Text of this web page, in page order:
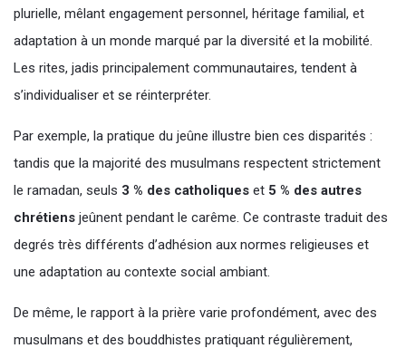
plurielle, mêlant engagement personnel, héritage familial, et
adaptation à un monde marqué par la diversité et la mobilité.
Les rites, jadis principalement communautaires, tendent à
s’individualiser et se réinterpréter.
Par exemple, la pratique du jeûne illustre bien ces disparités :
tandis que la majorité des musulmans respectent strictement
le ramadan, seuls 3 % des catholiques et 5 % des autres
chrétiens jeûnent pendant le carême. Ce contraste traduit des
degrés très différents d’adhésion aux normes religieuses et
une adaptation au contexte social ambiant.
De même, le rapport à la prière varie profondément, avec des
musulmans et des bouddhistes pratiquant régulièrement,